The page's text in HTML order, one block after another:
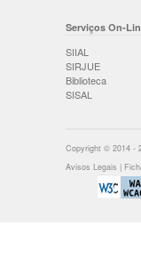
Serviços On-
SIIAL
SIRJUE
Biblioteca
SISAL
Copyright © 2014 -
Avisos Legais |